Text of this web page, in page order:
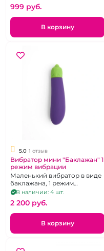
999 pуб.
В корзину
5.0 1 отзыв
Вибратор мини "Баклажан" 1
режим вибрации
Маленький вибратор в виде
баклажана, 1 режим
вибрации
В наличии: 4 шт.
2 200 pуб.
В корзину